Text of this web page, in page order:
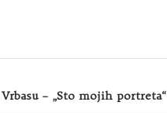
– „Sto mojih portreta“